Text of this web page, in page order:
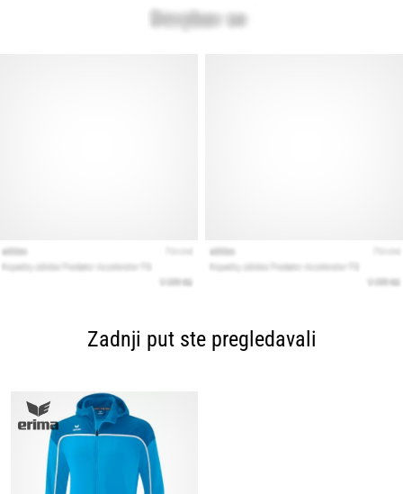
Zadnji put ste pregledavali